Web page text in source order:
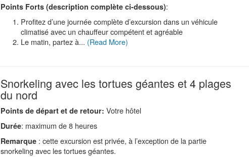
Points Forts (description complète ci-dessous):
Profitez d’une journée complète d’excursion dans un véhicule
climatisé avec un chauffeur compétent et agréable
Le matin, partez à... (Read More)
Snorkeling avec les tortues géantes et 4 plages
du nord
Points de départ et de retour: Votre hôtel
Durée: maximum de 8 heures
Remarque : cette excursion est privée, à l’exception de la partie
snorkeling avec les tortues géantes.